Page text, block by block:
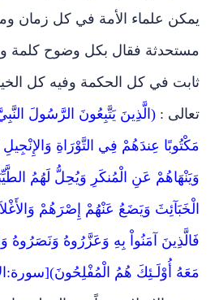
يمكن علماء الأمة في كل زمان
مستحدثة فقال بكل وضوح كلمة
ثابت في كل الحكمة وفيه كل
تعالى : (الَّذِينَ يَتَّبِعُونَ الرَّسُولَ
مَكْتُوبًا عِندَهُمْ فِي التَّوْرَاةِ
وَيَنْهَاهُمْ عَنِ الْمُنكَرِ وَيُحِلُّ لَهُمُ
الْخَبَآئِثَ وَيَضَعُ عَنْهُمْ إِصْرَهُمْ
فَالَّذِينَ آمَنُواْ بِهِ وَعَزَّرُوهُ وَنَصَرُوهُ
مَعَهُ أُوْلَـئِكَ هُمُ